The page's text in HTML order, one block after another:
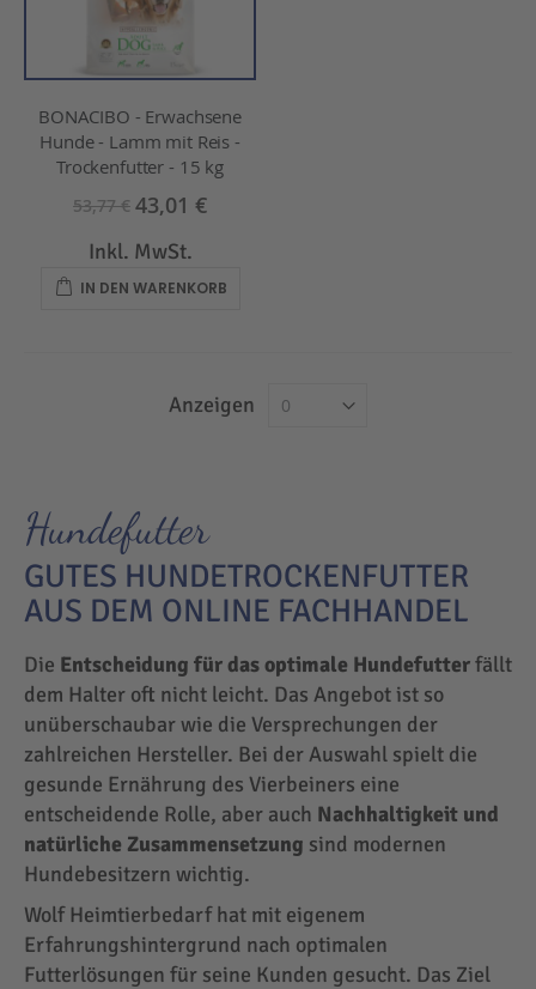
BONACIBO - Erwachsene
Hunde - Lamm mit Reis -
Trockenfutter - 15 kg
53,77 € 43,01 €
Inkl. MwSt.
IN DEN WARENKORB
Anzeigen
Hundefutter
GUTES HUNDETROCKENFUTTER
AUS DEM ONLINE FACHHANDEL
Die Entscheidung für das optimale Hundefutterfällt
dem Halter oft nicht leicht. Das Angebot ist so
unüberschaubar wie die Versprechungen der
zahlreichen Hersteller. Bei der Auswahl spielt die
gesunde Ernährung des Vierbeiners eine
entscheidende Rolle, aber auch Nachhaltigkeit und
natürliche Zusammensetzung sind modernen
Hundebesitzern wichtig.
Wolf Heimtierbedarf hat mit eigenem
Erfahrungshintergrund nach optimalen
Futterlösungen für seine Kunden gesucht. Das Ziel